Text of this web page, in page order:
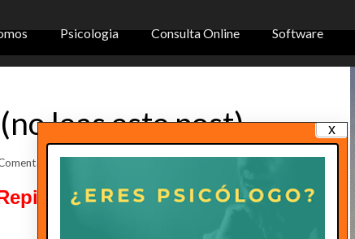
Psicologia Consulta Online Software
leas este post)
No leas este post.
x